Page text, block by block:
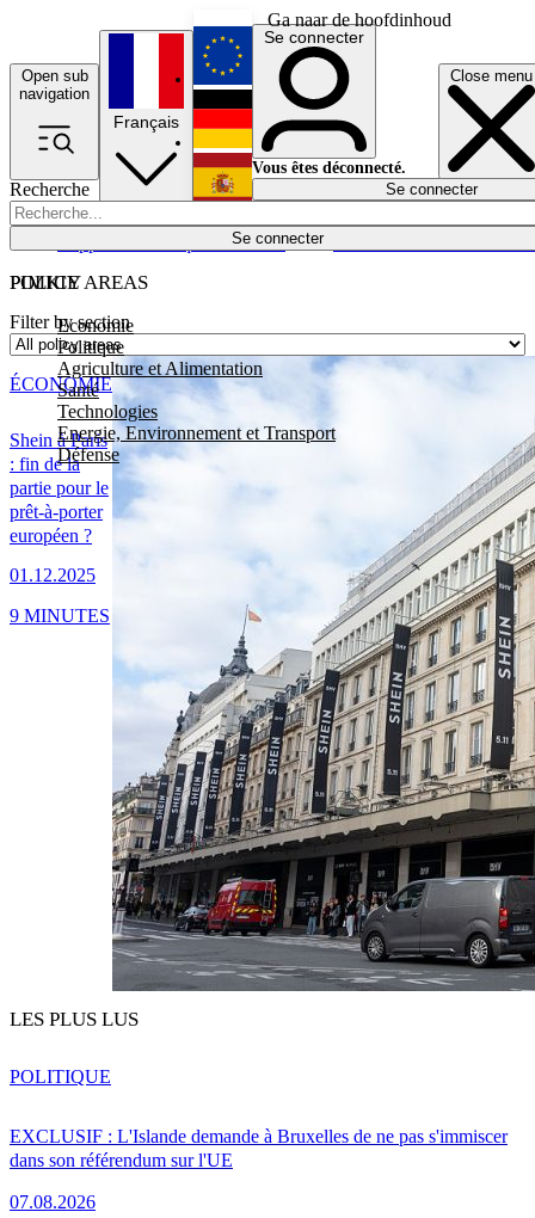
Ga naar de hoofdinhoud
Open sub
navigation
Close menu
Recherche
Se connecter
POLICY AREAS
Economie
Politique
Agriculture et Alimentation
Santé
Technologies
Energie, Environnement et Transport
Défense
Économie
Français
English
Deutsch
Español
Se connecter
Vous êtes déconnecté.
Se connecter
PIMKIE
Filter by section
Shein à Paris
: fin de la
partie pour le
prêt-à-porter
européen ?
01.12.2025
ÉCONOMIE
9 MINUTES
LES PLUS LUS
EXCLUSIF : L'Islande demande à Bruxelles de ne pas s'immiscer
dans son référendum sur l'UE
07.08.2026
POLITIQUE